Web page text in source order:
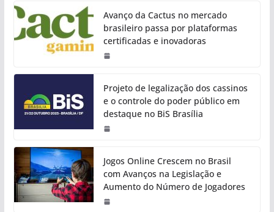
Avanço da Cactus no mercado
brasileiro passa por plataformas
certificadas e inovadoras
Projeto de legalização dos cassinos
e o controle do poder público em
destaque no BiS Brasília
Jogos Online Crescem no Brasil
com Avanços na Legislação e
Aumento do Número de Jogadores